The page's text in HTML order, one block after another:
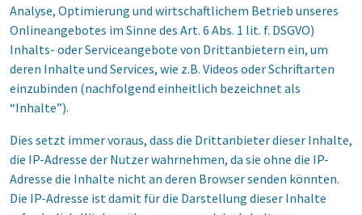
Analyse, Optimierung und wirtschaftlichem Betrieb unseres
Onlineangebotes im Sinne des Art. 6 Abs. 1 lit. f. DSGVO)
Inhalts- oder Serviceangebote von Drittanbietern ein, um
deren Inhalte und Services, wie z.B. Videos oder Schriftarten
einzubinden (nachfolgend einheitlich bezeichnet als
“Inhalte”).
Dies setzt immer voraus, dass die Drittanbieter dieser Inhalte,
die IP-Adresse der Nutzer wahrnehmen, da sie ohne die IP-
Adresse die Inhalte nicht an deren Browser senden könnten.
Die IP-Adresse ist damit für die Darstellung dieser Inhalte